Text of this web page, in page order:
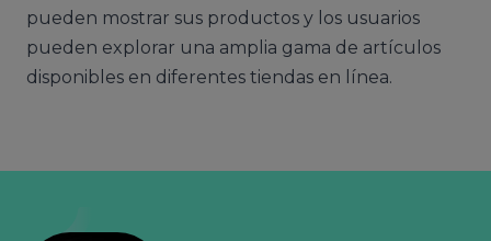
pueden mostrar sus productos y los usuarios
pueden explorar una amplia gama de artículos
disponibles en diferentes tiendas en línea.